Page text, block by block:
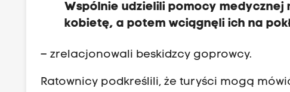
Wspólnie udzielili pomocy medycznej
kobietę, a potem wciągnęli ich na
– zrelacjonowali beskidzcy goprowcy.
Ratownicy podkreślili, że turyści mogą